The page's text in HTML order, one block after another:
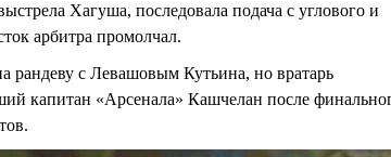
Хагуша, последовала подача с углового и
арбитра промолчал.
рандеву с Левашовым Кутьина, но вратарь
капитан «Арсенала» Кашчелан после